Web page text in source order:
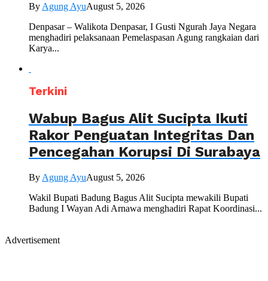
By Agung AyuAugust 5, 2026
Denpasar – Walikota Denpasar, I Gusti Ngurah Jaya Negara
menghadiri pelaksanaan Pemelaspasan Agung rangkaian dari
Karya...
Terkini
Wabup Bagus Alit Sucipta Ikuti
Rakor Penguatan Integritas Dan
Pencegahan Korupsi Di Surabaya
By Agung AyuAugust 5, 2026
Wakil Bupati Badung Bagus Alit Sucipta mewakili Bupati
Badung I Wayan Adi Arnawa menghadiri Rapat Koordinasi...
Advertisement